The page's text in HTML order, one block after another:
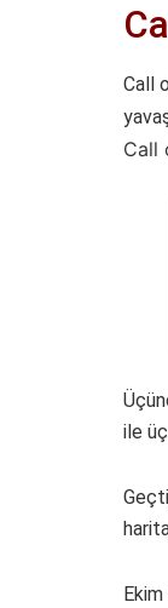
Call
Call
ile